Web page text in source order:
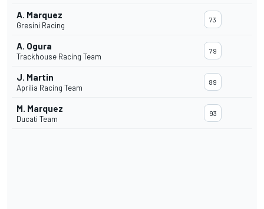
A. Marquez
Gresini Racing
73
A. Ogura
Trackhouse Racing Team
79
J. Martin
Aprilia Racing Team
89
M. Marquez
Ducati Team
93